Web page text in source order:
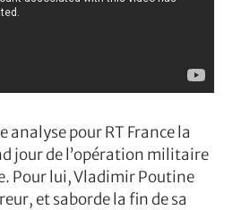
analyse pour RT France la
jour de l’opération militaire
Pour lui, Vladimir Poutine
et saborde la fin de sa